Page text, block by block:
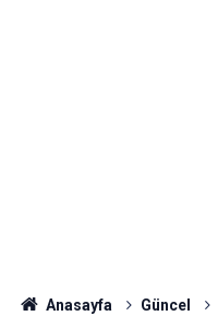
Anasayfa Güncel